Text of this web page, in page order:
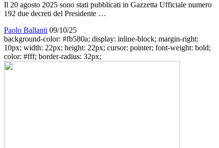
Il 20 agosto 2025 sono stati pubblicati in Gazzetta Ufficiale numero
192 due decreti del Presidente …
Paolo Ballanti 09/10/25
background-color: #fb580a; display: inline-block; margin-right:
10px; width: 22px; height: 22px; cursor: pointer; font-weight: bold;
color: #fff; border-radius: 32px;